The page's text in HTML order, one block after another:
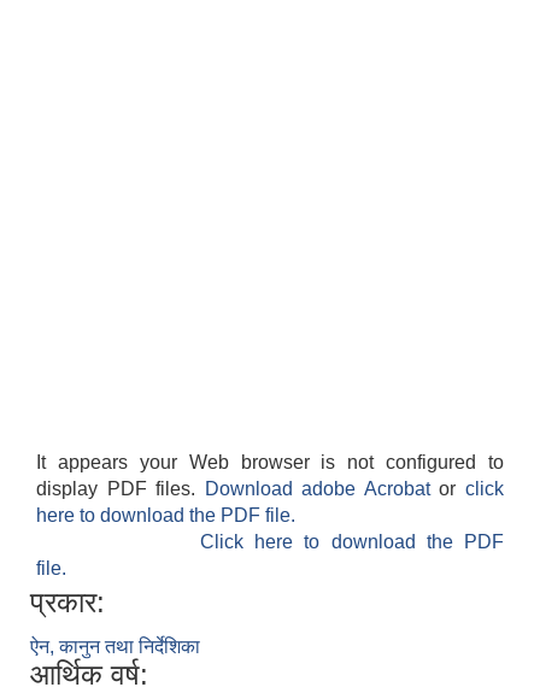
It appears your Web browser is not configured to
display PDF files.
Download adobe Acrobatorclick
here to download the PDF file.
Click here to download the PDF
file.
प्रकार:
ऐन, कानुन तथा निर्देशिका
आर्थिक वर्ष: